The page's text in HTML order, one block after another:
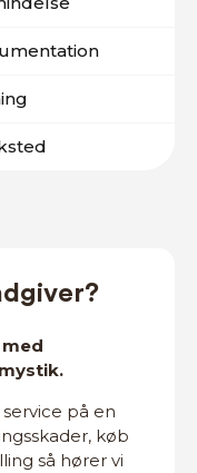
på en
køb
så hører vi